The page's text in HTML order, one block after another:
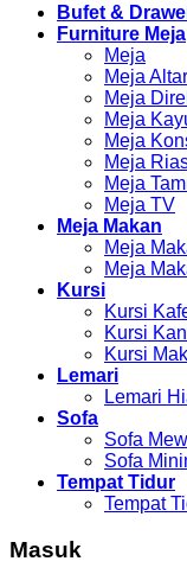
Furniture Meja
Meja
Meja Altar
Meja
Meja
Meja
Meja
Meja
Meja TV
Meja Makan
Meja
Meja
Kursi
Kursi Kafe
Kursi
Kursi
Lemari
Lemari
Sofa
Sofa
Tempat Tidur
Tempat
Masuk